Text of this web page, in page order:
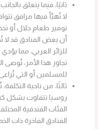
ثانيًا، فيما يتعلق
لا تُهيَّأ فيها مرافق
توفير طعام حلال أو
أن بعض الفنادق قد لا
للزائر العربي، مما
تجاوز هذا الأمر،
للمسلمين أو التي تُراعى
ثالثًا، من ناحية
روسيا تتفاوت بشكل
الفئات الفندقية
الفنادق الفاخرة ذات